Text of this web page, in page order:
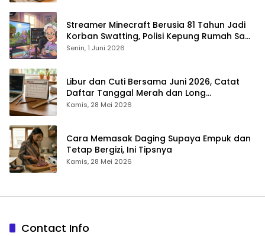
Streamer Minecraft Berusia 81 Tahun Jadi
Korban Swatting, Polisi Kepung Rumah Saat
Siaran Langsung
Senin, 1 Juni 2026
Libur dan Cuti Bersama Juni 2026, Catat
Daftar Tanggal Merah dan Long
Weekendnya
Kamis, 28 Mei 2026
Cara Memasak Daging Supaya Empuk dan
Tetap Bergizi, Ini Tipsnya
Kamis, 28 Mei 2026
Contact Info